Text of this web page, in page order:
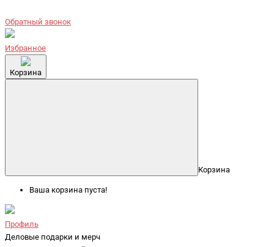
Обратный звонок
Избранное
Корзина
Корзина
Ваша корзина пуста!
Профиль
Деловые подарки и мерч